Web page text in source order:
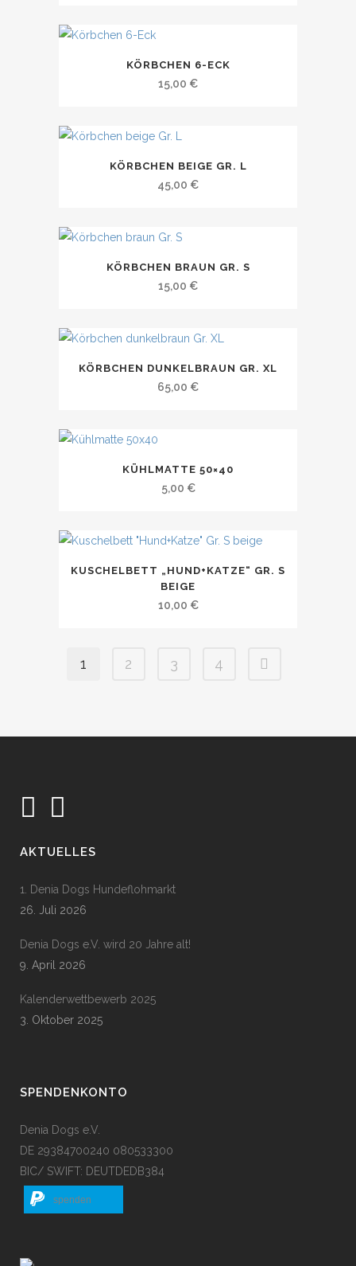
KÖRBCHEN 6-ECK
15,00 €
KÖRBCHEN BEIGE GR. L
45,00 €
KÖRBCHEN BRAUN GR. S
15,00 €
KÖRBCHEN DUNKELBRAUN GR. XL
65,00 €
KÜHLMATTE 50×40
5,00 €
KUSCHELBETT „HUND+KATZE“ GR. S
BEIGE
10,00 €
1 2 3 4
AKTUELLES
1. Denia Dogs Hundeflohmarkt
26. Juli 2026
Denia Dogs e.V. wird 20 Jahre alt!
9. April 2026
Kalenderwettbewerb 2025
3. Oktober 2025
SPENDENKONTO
Denia Dogs e.V.
DE 29384700240 080533300
BIC/ SWIFT: DEUTDEDB384
spenden